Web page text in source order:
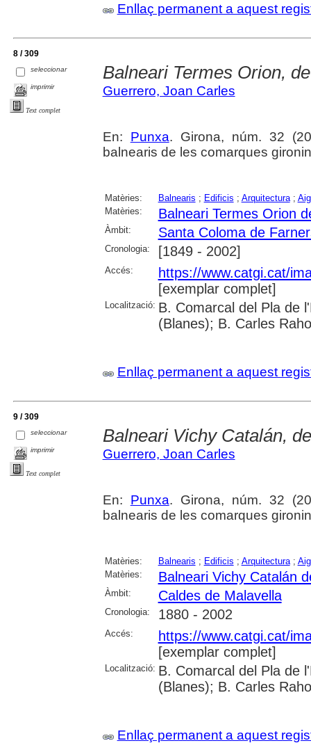
Enllaç permanent a aquest
8 / 309
seleccionar
imprimir
Text complet
Balneari Termes Orion,
Guerrero, Joan Carles
En: Punxa. Girona, núm. 32
balnearis de les comarques
Matèries: Balnearis ; Edificis ; Arquitectura;
Matèries:
Balneari Termes Orion
Àmbit: Santa Coloma de
Cronologia: [1849 - 2002]
Accés:
https://www.catgi.cat/
[exemplar complet]
Localització: B. Comarcal del Pla de
(Blanes); B. Carles
Enllaç permanent a aquest
9 / 309
seleccionar
imprimir
Text complet
Balneari Vichy Catalán,
Guerrero, Joan Carles
En: Punxa. Girona, núm. 32
balnearis de les comarques
Matèries: Balnearis ; Edificis ; Arquitectura;
Matèries:
Balneari Vichy Catalán
Àmbit: Caldes de Malavella
Cronologia: 1880 - 2002
Accés:
https://www.catgi.cat/
[exemplar complet]
Localització: B. Comarcal del Pla de
(Blanes); B. Carles
Enllaç permanent a aquest